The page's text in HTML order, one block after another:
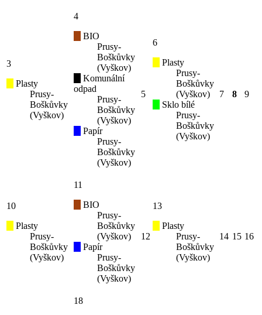
3
Plasty
Prusy-
Boškůvky
(Vyškov)
4
BIO
Prusy-
Boškůvky
(Vyškov)
Komunální
odpad
Prusy-
Boškůvky
(Vyškov)
Papír
Prusy-
Boškůvky
(Vyškov)
5
6
Plasty
Prusy-
Boškůvky
(Vyškov)
Sklo bílé
Prusy-
Boškůvky
(Vyškov)
7 8 9
10
Plasty
Prusy-
Boškůvky
(Vyškov)
11
BIO
Prusy-
Boškůvky
(Vyškov)
Papír
Prusy-
Boškůvky
(Vyškov)
12
13
Plasty
Prusy-
Boškůvky
(Vyškov)
14 15 16
18